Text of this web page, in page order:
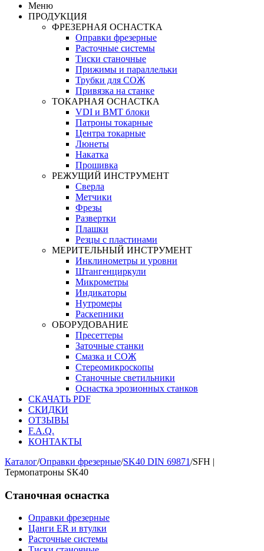
Меню
ПРОДУКЦИЯ
ФРЕЗЕРНАЯ ОСНАСТКА
Оправки фрезерные
Расточные системы
Тиски станочные
Прижимы и параллельки
Трубки для СОЖ
Привязка на станке
ТОКАРНАЯ ОСНАСТКА
VDI и BMT блоки
Патроны токарные
Центра токарные
Люнеты
Накатка
Прошивка
РЕЖУЩИЙ ИНСТРУМЕНТ
Сверла
Метчики
Фрезы
Развертки
Плашки
Резцы с пластинами
МЕРИТЕЛЬНЫЙ ИНСТРУМЕНТ
Инклинометры и уровни
Штангенциркули
Микрометры
Индикаторы
Нутромеры
Раскепники
ОБОРУДОВАНИЕ
Пресеттеры
Заточные станки
Смазка и СОЖ
Стереомикроскопы
Станочные светильники
Оснастка эрозионных станков
СКАЧАТЬ PDF
СКИДКИ
ОТЗЫВЫ
F.A.Q.
КОНТАКТЫ
Каталог/Оправки фрезерные/SK40 DIN 69871/SFH |
Термопатроны SK40
Станочная оснастка
Оправки фрезерные
Цанги ER и втулки
Расточные системы